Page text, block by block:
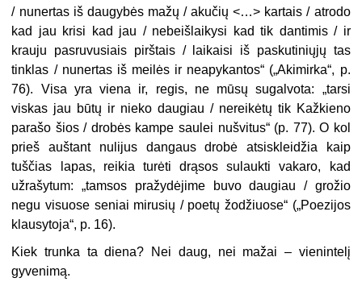
/ nunertas iš daugybės mažų / akučių <…> kartais / atrodo
kad jau krisi kad jau / nebeišlaikysi kad tik dantimis / ir
krauju pasruvusiais pirštais / laikaisi iš paskutiniųjų tas
tinklas / nunertas iš meilės ir neapykantos“ („Akimirka“, p.
76). Visa yra viena ir, regis, ne mūsų sugalvota: „tarsi
viskas jau būtų ir nieko daugiau / nereikėtų tik Kažkieno
parašo šios / drobės kampe saulei nušvitus“ (p. 77). O kol
prieš auštant nulijus dangaus drobė atsiskleidžia kaip
tuščias lapas, reikia turėti drąsos sulaukti vakaro, kad
užrašytum: „tamsos pražydėjime buvo daugiau / grožio
negu visuose seniai mirusių / poetų žodžiuose“ („Poezijos
klausytoja“, p. 16).
Kiek trunka ta diena? Nei daug, nei mažai – vienintelį
gyvenimą.